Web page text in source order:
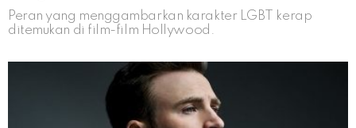
Peran yang menggambarkan karakter LGBT kerap
ditemukan di film-film Hollywood.